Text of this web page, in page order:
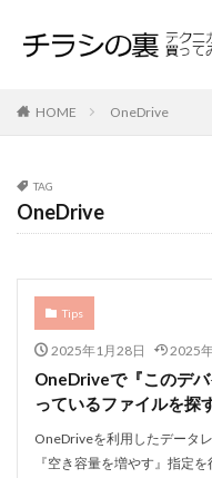
HOME OneDrive
TAG
OneDrive
Tips
2025年1月28日 2025
OneDriveで『このデ
っているファイルを探
OneDriveを利用したデータ
『空き容量を増やす』指定